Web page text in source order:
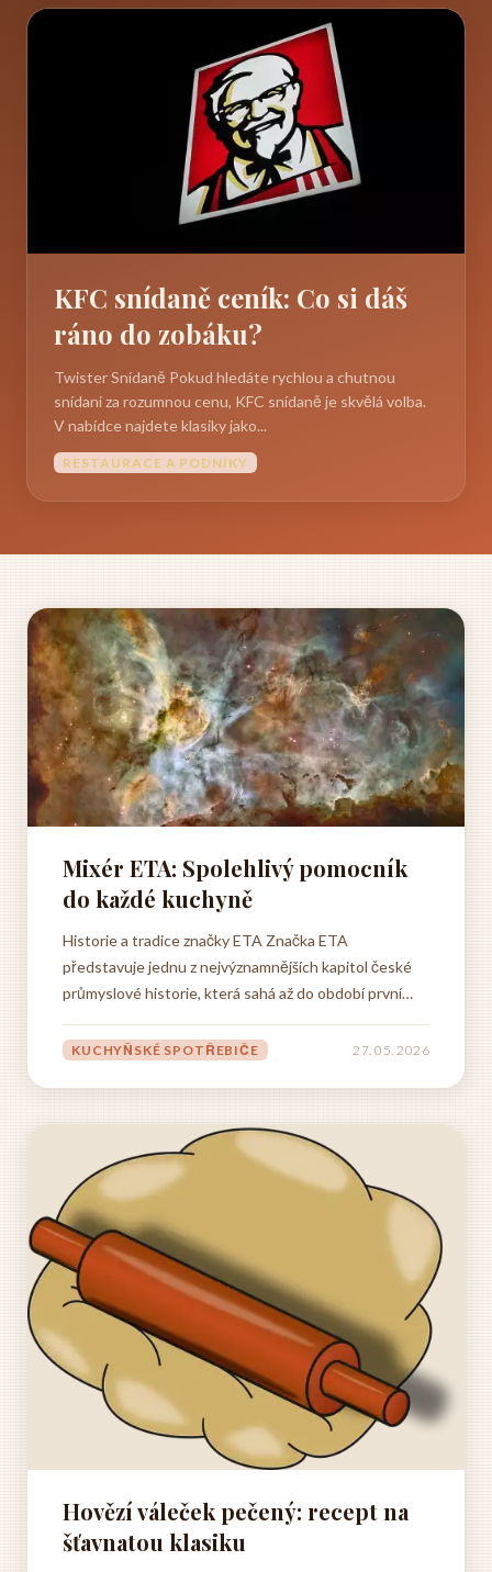
KFC snídaně ceník: Co si dáš
ráno do zobáku?
Twister Snídaně Pokud hledáte rychlou a chutnou
snídani za rozumnou cenu, KFC snídaně je skvělá volba.
V nabídce najdete klasiky jako...
RESTAURACE A PODNIKY
Mixér ETA: Spolehlivý pomocník
do každé kuchyně
Historie a tradice značky ETA Značka ETA
představuje jednu z nejvýznamnějších kapitol české
průmyslové historie, která sahá až do období první
1943, kdy v Hlinsku vznikla továrna zaměřená na
KUCHYŇSKÉ SPOTŘEBIČE 27. 05. 2026
Hovězí váleček pečený: recept na
šťavnatou klasiku